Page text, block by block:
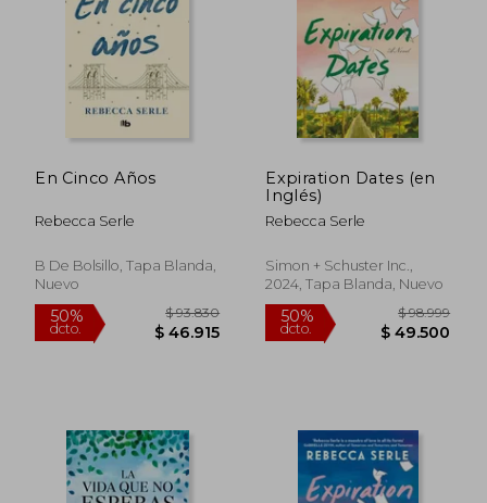
50%
En Cinco Años
Rebecca Serle
B De Bolsillo, Tapa Blanda,
Nuevo
Expiration Dates (en
Inglés)
Rebecca Serle
Simon + Schuster Inc.,
2024, Tapa Blanda, Nuevo